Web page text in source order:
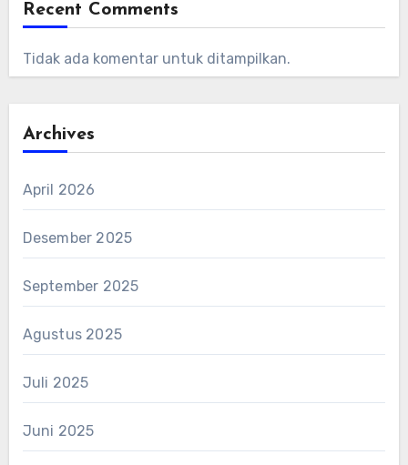
Recent Comments
Tidak ada komentar untuk ditampilkan.
Archives
April 2026
Desember 2025
September 2025
Agustus 2025
Juli 2025
Juni 2025